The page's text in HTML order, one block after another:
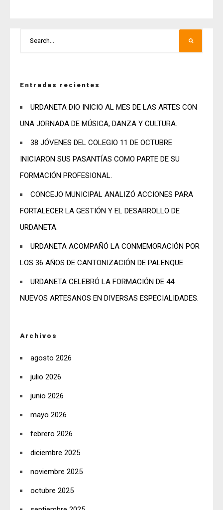
Entradas recientes
URDANETA DIO INICIO AL MES DE LAS ARTES CON
UNA JORNADA DE MÚSICA, DANZA Y CULTURA.
38 JÓVENES DEL COLEGIO 11 DE OCTUBRE
INICIARON SUS PASANTÍAS COMO PARTE DE SU
FORMACIÓN PROFESIONAL.
CONCEJO MUNICIPAL ANALIZÓ ACCIONES PARA
FORTALECER LA GESTIÓN Y EL DESARROLLO DE
URDANETA.
URDANETA ACOMPAÑÓ LA CONMEMORACIÓN POR
LOS 36 AÑOS DE CANTONIZACIÓN DE PALENQUE.
URDANETA CELEBRÓ LA FORMACIÓN DE 44
NUEVOS ARTESANOS EN DIVERSAS ESPECIALIDADES.
Archivos
agosto 2026
julio 2026
junio 2026
mayo 2026
febrero 2026
diciembre 2025
noviembre 2025
octubre 2025